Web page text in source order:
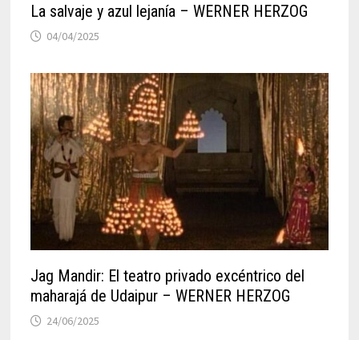
La salvaje y azul lejanía – WERNER HERZOG
04/04/2025
Jag Mandir: El teatro privado excéntrico del
maharajá de Udaipur – WERNER HERZOG
24/06/2025